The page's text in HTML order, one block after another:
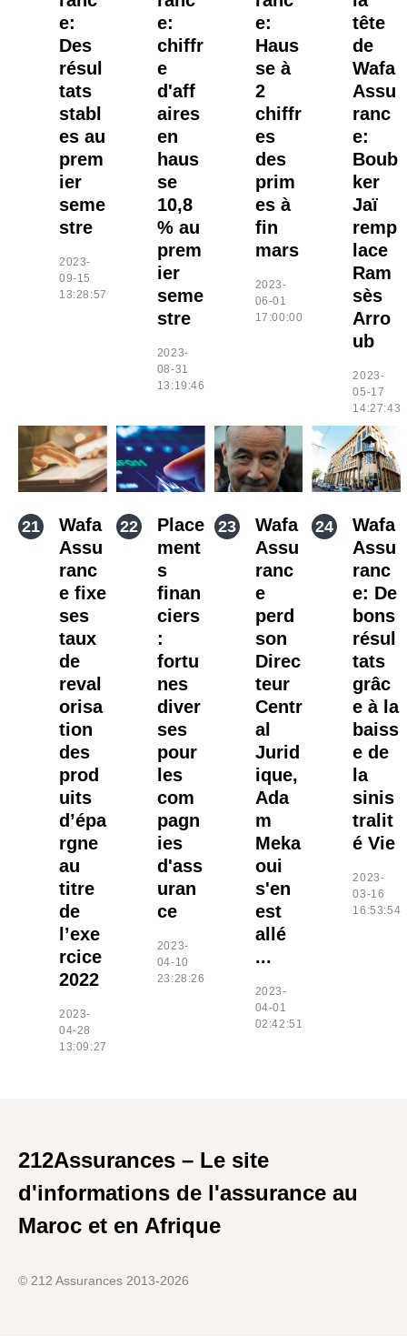
e:
Des
résul
tats
stabl
es au
prem
ier
seme
stre
2023-
09-15
13:28:57
e:
chiffr
e
d'aff
aires
en
haus
se
10,8
% au
prem
ier
seme
stre
2023-
08-31
13:19:46
e:
Haus
se à
2
chiffr
es
des
prim
es à
fin
mars
2023-
06-01
17:00:00
tête
de
Wafa
Assu
ranc
e:
Boub
ker
Jaï
remp
lace
Ram
sès
Arro
ub
2023-
05-17
14:27:43
Wafa
Assu
ranc
e fixe
ses
taux
de
reval
orisa
tion
des
prod
uits
d’épa
rgne
au
titre
de
l’exe
rcice
2022
2023-
04-28
13:09:27
Place
ment
s
finan
ciers
:
fortu
nes
diver
ses
pour
les
com
pagn
ies
d'ass
uran
ce
2023-
04-10
23:28:26
Wafa
Assu
ranc
e
perd
son
Direc
teur
Centr
al
Jurid
ique,
Ada
m
Meka
oui
s'en
est
allé
...
2023-
04-01
02:42:51
Wafa
Assu
ranc
e: De
bons
résul
tats
grâc
e à la
baiss
e de
la
sinis
tralit
é Vie
2023-
03-16
16:53:54
212Assurances – Le site
d'informations de l'assurance au
Maroc et en Afrique
© 212 Assurances 2013-2026